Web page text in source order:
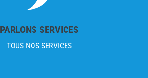
PARLONS SERVICES
TOUS NOS SERVICES